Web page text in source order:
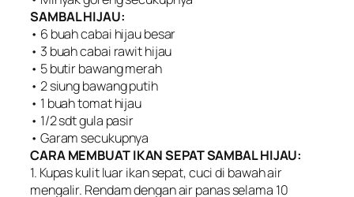
SAMBAL HIJAU:
• 6 buah cabai hijau besar
• 3 buah cabai rawit hijau
• 5 butir bawang merah
• 2 siung bawang putih
• 1 buah tomat hijau
• 1/2 sdt gula pasir
• Garam secukupnya
CARA MEMBUAT IKAN SEPAT SAMBAL HIJAU:
1. Kupas kulit luar ikan sepat, cuci di bawah air
mengalir. Rendam dengan air panas selama 10